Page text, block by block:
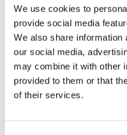
We use cookies to
provide social media
We also share information
our social media,
may combine it with other
provided to them or that
of their services.
esanoico è utilizzato
per aromi artificiali e nella
esil fenoli. I sali e gli esteri
esanoati o caproati.
Altri due acidi prendono il
(C10). Insieme all'acido
grasso nel latte di capra.
L'acido caproico, l'acido